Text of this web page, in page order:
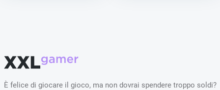
È felice di giocare il gioco, ma non dovrai spendere troppo soldi?